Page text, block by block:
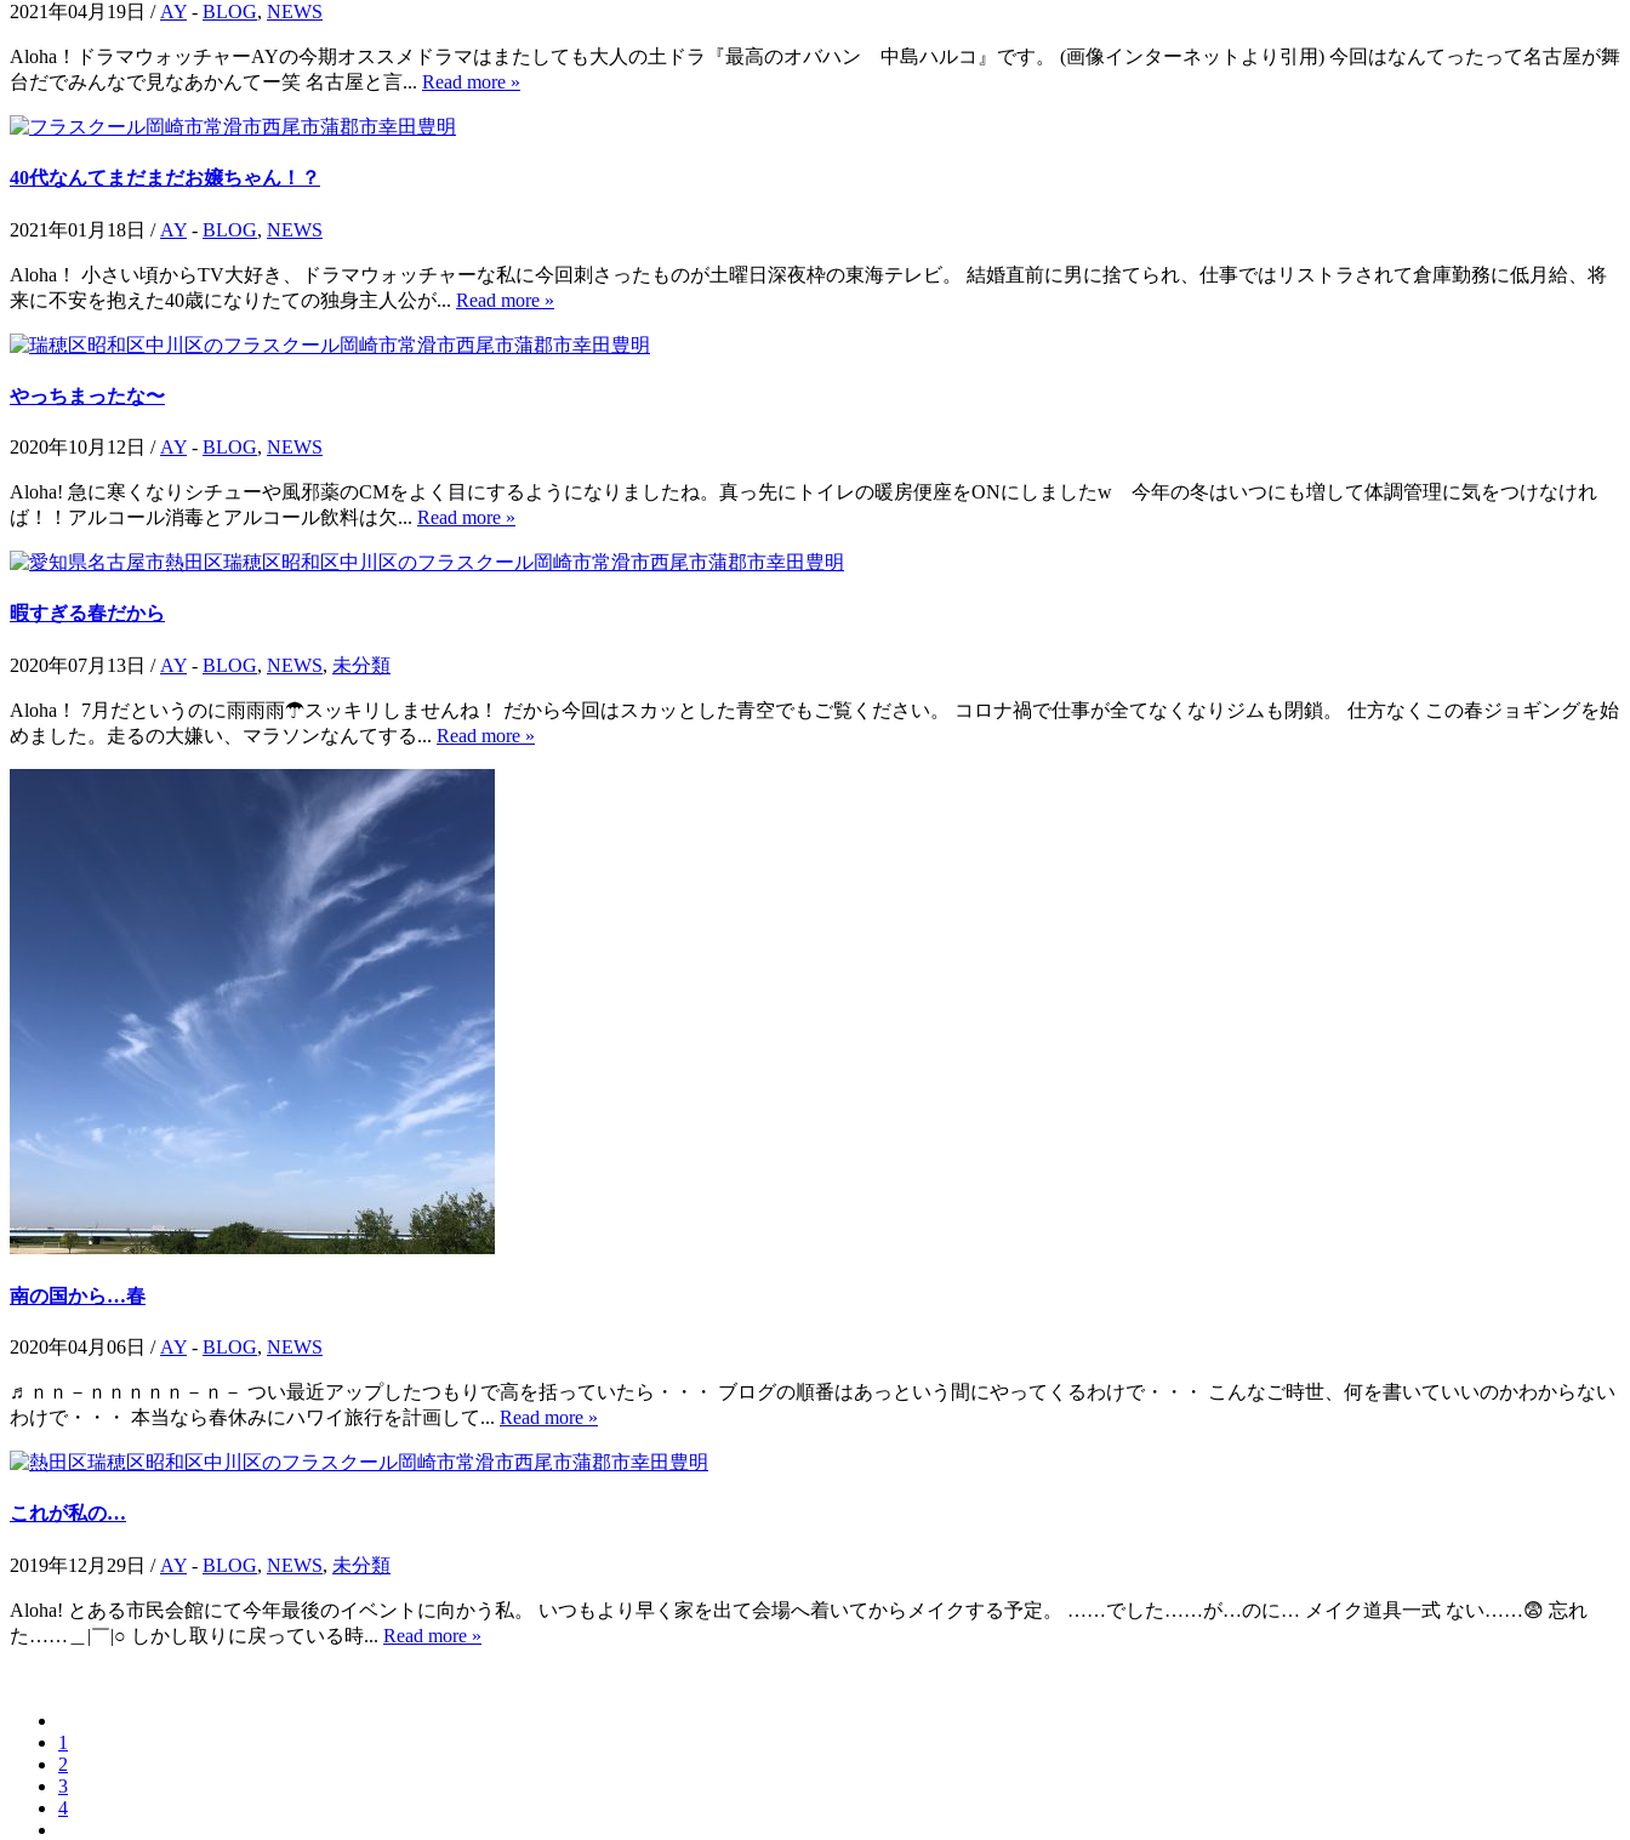
2021年04月19日 / AY - BLOG, NEWS
Aloha！ドラマウォッチャーAYの今期オススメドラマはまたしても大人の土ドラ『最高のオバハン 中島ハルコ』です。 (画像インターネットより引用) 今回はなんてったって名古屋が舞
台だでみんなで見なあかんてー笑 名古屋と言... Read more »
40代なんてまだまだお嬢ちゃん！？
2021年01月18日 / AY - BLOG, NEWS
Aloha！ 小さい頃からTV大好き、ドラマウォッチャーな私に今回刺さったものが土曜日深夜枠の東海テレビ。 結婚直前に男に捨てられ、仕事ではリストラされて倉庫勤務に低月給、将
来に不安を抱えた40歳になりたての独身主人公が... Read more »
やっちまったな〜
2020年10月12日 / AY - BLOG, NEWS
Aloha! 急に寒くなりシチューや風邪薬のCMをよく目にするようになりましたね。真っ先にトイレの暖房便座をONにしましたw 今年の冬はいつにも増して体調管理に気をつけなけれ
ば！！アルコール消毒とアルコール飲料は欠... Read more »
暇すぎる春だから
2020年07月13日 / AY - BLOG, NEWS, 未分類
Aloha！ 7月だというのに雨雨雨☂スッキリしませんね！ だから今回はスカッとした青空でもご覧ください。 コロナ禍で仕事が全てなくなりジムも閉鎖。 仕方なくこの春ジョギングを始
めました。走るの大嫌い、マラソンなんてする... Read more »
南の国から…春
2020年04月06日 / AY - BLOG, NEWS
♬ｎｎ－ｎｎｎｎｎ－ｎ－ つい最近アップしたつもりで高を括っていたら・・・ ブログの順番はあっという間にやってくるわけで・・・ こんなご時世、何を書いていいのかわからない
わけで・・・ 本当なら春休みにハワイ旅行を計画して... Read more »
これが私の…
2019年12月29日 / AY - BLOG, NEWS, 未分類
Aloha! とある市民会館にて今年最後のイベントに向かう私。 いつもより早く家を出て会場へ着いてからメイクする予定。 ……でした……が…のに… メイク道具一式 ない……😨 忘れ
た……＿|￣|○ しかし取りに戻っている時... Read more »
1
2
3
4